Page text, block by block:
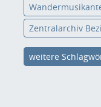
Zentralarchiv
weitere